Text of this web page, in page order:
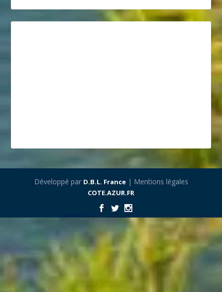
Développé par D.B.L. France| Mentions légales
COTE.AZUR.FR